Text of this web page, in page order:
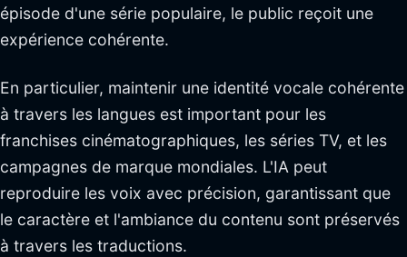
épisode d'une série populaire, le public reçoit une
expérience cohérente.
En particulier, maintenir une identité vocale cohérente
à travers les langues est important pour les
franchises cinématographiques, les séries TV, et les
campagnes de marque mondiales. L'IA peut
reproduire les voix avec précision, garantissant que
le caractère et l'ambiance du contenu sont préservés
à travers les traductions.